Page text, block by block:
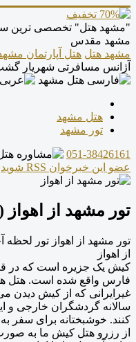
"مشهد هتل" تخصصی ترین
مشهد مقدس
مشهد هتل هتل آپارتمان
آژانس مسافرتی شهریار
هتل مشهد
تور مشهد
051-38426161
عضو این خبرخوان RSS شوید
تور مشهد از اهواز
تور مشهد از اهواز تور
از اهواز
کیش یک جزیره است که در
فارس واقع شده است. هتل
غیرایرانی که از کیش دیدن
سالانه گردشگران خارجی و
کنند. خوشبختانه برای سفر
از رزرو هتل کیش ما به